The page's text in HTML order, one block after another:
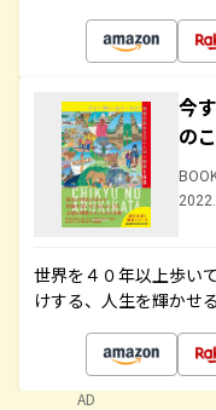
今
の
世界を４０年以上歩い
けする、人生を輝かせ
AD